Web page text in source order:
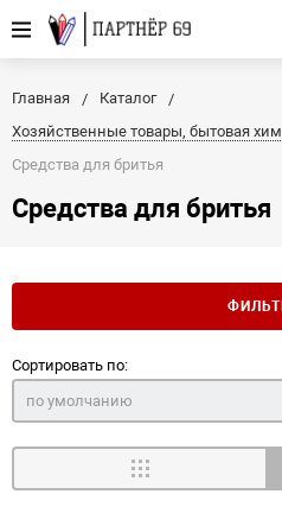
Главная
Каталог
Хозяйственные товары, бытовая
Средства для бритья
Средства для бритья
Сортировать по:
по умолчанию